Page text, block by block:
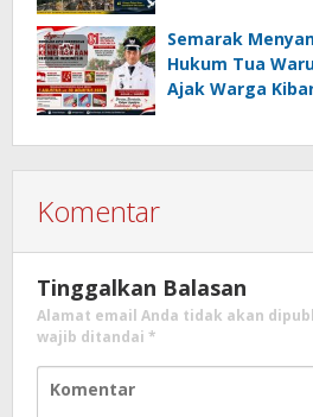
Semarak
Hukum Tua
Ajak Warga
Komentar
Tinggalkan Balasan
Alamat email Anda tidak akan
wajib ditandai *